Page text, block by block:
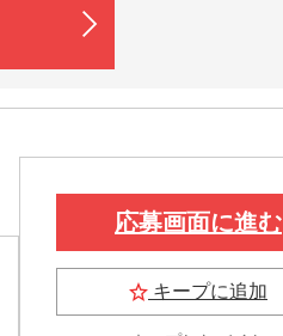
応募画面に進む
キープに追加